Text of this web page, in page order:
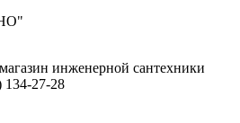
инженерной сантехники
134-27-28